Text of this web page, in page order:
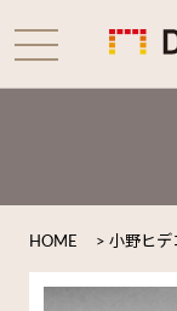
HOME > 小野ヒデ